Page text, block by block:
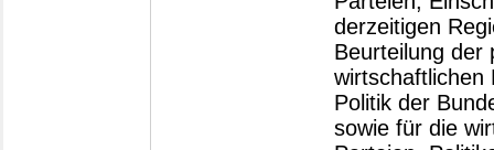
derzeitigen
Beurteilung der
wirtschaftlichen
Politik der
sowie für die